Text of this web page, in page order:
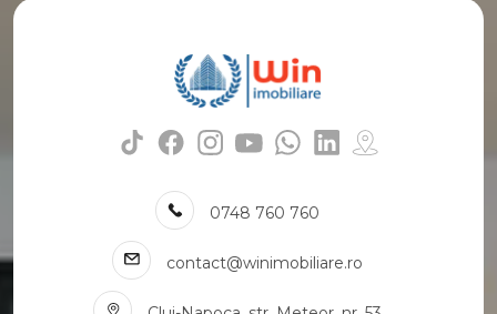
Numar de camere case de vanzare
Case de vanzare 2 camere
Case de vanzare 4 camere
Apartamente de vanzare
Apartamente de vanzare in Cluj-Napoca
Apartamente de vanzare in Cluj-Napoca Manastur
Apartamente de vanzare in Cluj-Napoca Gheorgheni
0748 760 760
contact@winimobiliare.ro